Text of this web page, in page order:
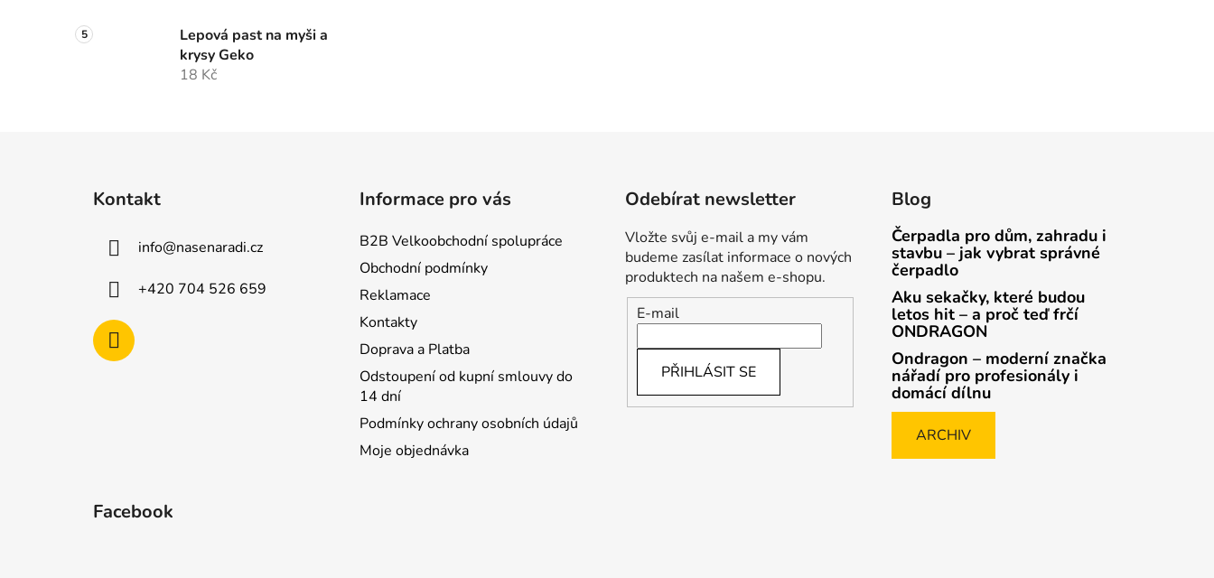
Lepová past na myši a
krysy Geko
18 Kč
Kontakt
info@nasenaradi.cz
+420 704 526 659
Informace pro vás
B2B Velkoobchodní spolupráce
Obchodní podmínky
Reklamace
Kontakty
Doprava a Platba
Odstoupení od kupní smlouvy do
14 dní
Podmínky ochrany osobních údajů
Moje objednávka
Odebírat newsletter
Vložte svůj e-mail a my vám
budeme zasílat informace o nových
produktech na našem e-shopu.
E-mail
PŘIHLÁSIT SE
Blog
Čerpadla pro dům, zahradu i
stavbu – jak vybrat správné
čerpadlo
Aku sekačky, které budou
letos hit – a proč teď frčí
ONDRAGON
Ondragon – moderní značka
nářadí pro profesionály i
domácí dílnu
ARCHIV
Facebook